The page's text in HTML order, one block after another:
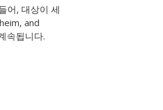
어, 대상이 세
and
속됩니다.